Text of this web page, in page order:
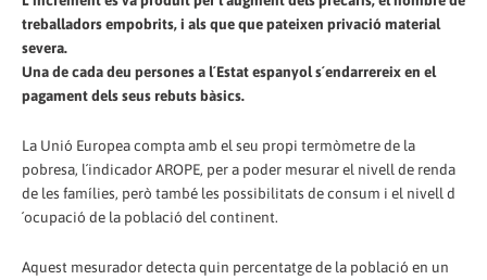
treballadors empobrits, i als que que pateixen privació material
severa.
Una de cada deu persones a l´Estat espanyol s´endarrereix en el
pagament dels seus rebuts bàsics.
La Unió Europea compta amb el seu propi termòmetre de la
pobresa, l´indicador AROPE, per a poder mesurar el nivell de renda
de les famílies, però també les possibilitats de consum i el nivell d
´ocupació de la població del continent.
Aquest mesurador detecta quin percentatge de la població en un